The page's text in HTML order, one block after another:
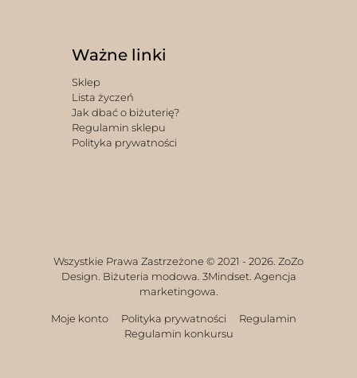
Ważne linki
Sklep
Lista życzeń
Jak dbać o biżuterię?
Regulamin sklepu
Polityka prywatności
Wszystkie Prawa Zastrzeżone © 2021 - 2026. ZoZo
Design. Biżuteria modowa. 3Mindset. Agencja
marketingowa.
Moje konto Polityka prywatności
Regulamin
Regulamin konkursu